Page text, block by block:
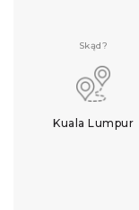
Skąd?
Kuala Lumpur